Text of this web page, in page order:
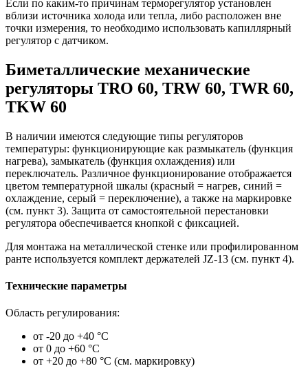
Если по каким-то причинам терморегулятор установлен
вблизи источника холода или тепла, либо расположен вне
точки измерения, то необходимо использовать капиллярный
регулятор с датчиком.
Биметаллические механические
регуляторы TRO 60, TRW 60, TWR 60,
TKW 60
В наличии имеются следующие типы регуляторов
температуры: функционирующие как размыкатель (функция
нагрева), замыкатель (функция охлаждения) или
переключатель. Различное функционирование отображается
цветом температурной шкалы (красный = нагрев, синий =
охлаждение, серый = переключение), а также на маркировке
(см. пункт 3). Защита от самостоятельной перестановки
регулятора обеспечивается кнопкой с фиксацией.
Для монтажа на металлической стенке или профилированном
ранте используется комплект держателей JZ-13 (см. пункт 4).
Технические параметры
Область регулирования:
от -20 до +40 °С
от 0 до +60 °С
от +20 до +80 °С (см. маркировку)